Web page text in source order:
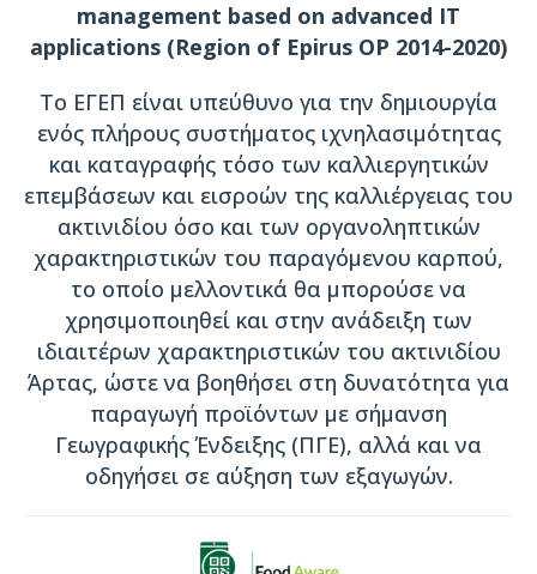
management based on advanced IT
applications (Region of Epirus OP 2014-2020)
Το ΕΓΕΠ είναι υπεύθυνο για την δημιουργία
ενός πλήρους συστήματος ιχνηλασιμότητας
και καταγραφής τόσο των καλλιεργητικών
επεμβάσεων και εισροών της καλλιέργειας του
ακτινιδίου όσο και των οργανοληπτικών
χαρακτηριστικών του παραγόμενου καρπού,
το οποίο μελλοντικά θα μπορούσε να
χρησιμοποιηθεί και στην ανάδειξη των
ιδιαιτέρων χαρακτηριστικών του ακτινιδίου
Άρτας, ώστε να βοηθήσει στη δυνατότητα για
παραγωγή προϊόντων µε σήµανση
Γεωγραφικής Ένδειξης (ΠΓΕ), αλλά και να
οδηγήσει σε αύξηση των εξαγωγών.